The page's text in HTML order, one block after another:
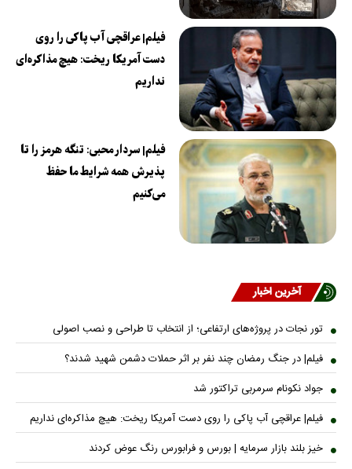
فیلم| عراقچی آب پاکی را روی
دست آمریکا ریخت: هیچ مذاکره‌ای
نداریم
فیلم| سردار محبی: تنگه هرمز را تا
پذیرش همه شرایط ما حفظ
می‌کنیم
آخرین اخبار
تور نجات در پروژه‌های ارتفاعی؛ از انتخاب تا طراحی و نصب اصولی
فیلم| در جنگ رمضان چند نفر بر اثر حملات دشمن شهید شدند؟
جواد نکونام سرمربی تراکتور شد
فیلم| عراقچی آب پاکی را روی دست آمریکا ریخت: هیچ مذاکره‌ای نداریم
خیز بلند بازار سرمایه | بورس و فرابورس رنگ عوض کردند